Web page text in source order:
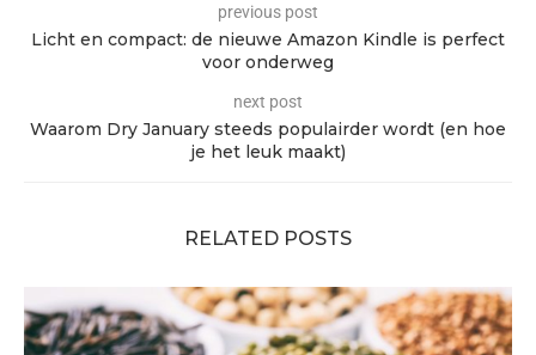
previous post
Licht en compact: de nieuwe Amazon Kindle is perfect
voor onderweg
next post
Waarom Dry January steeds populairder wordt (en hoe
je het leuk maakt)
RELATED POSTS